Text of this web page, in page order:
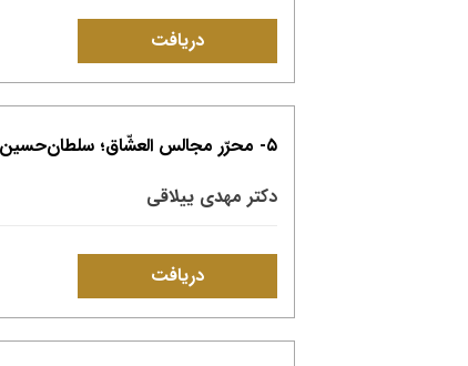
دریافت
۵- محرّر مجالس العشّاق؛ سلطان‌حسین بایقرا (بحثی در مؤلّف مجالس العشّاق)
دکتر مهدی ییلاقی
دریافت